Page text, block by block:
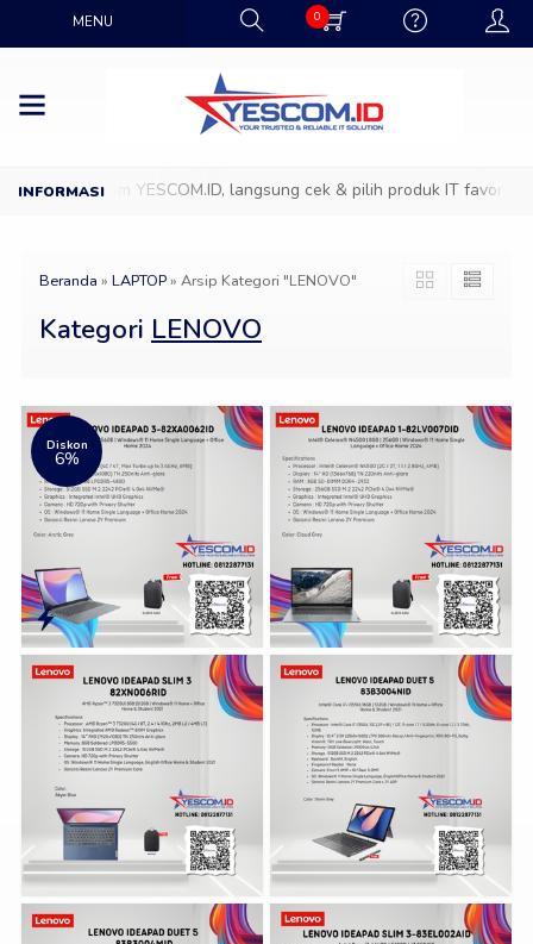
MENU 0
ke Showroom YESCOM.ID, langsung cek & pilih produk IT favoritmu
Beranda » LAPTOP» Arsip Kategori "LENOVO"
Kategori LENOVO
Diskon
6%